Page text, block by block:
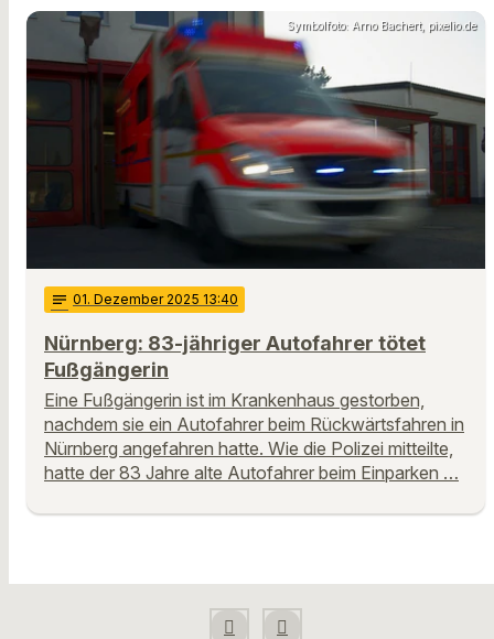
Symbolfoto: Arno Bachert, pixelio.de
notes 01. Dezember 2025 13:40
Nürnberg: 83-jähriger Autofahrer tötet
Fußgängerin
Eine Fußgängerin ist im Krankenhaus gestorben,
nachdem sie ein Autofahrer beim Rückwärtsfahren in
Nürnberg angefahren hatte. Wie die Polizei mitteilte,
hatte der 83 Jahre alte Autofahrer beim Einparken …